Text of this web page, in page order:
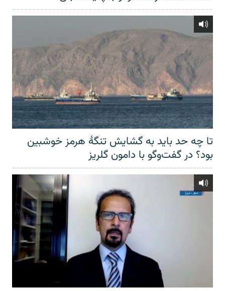
تا چه حد باید به گشایش تنگهٔ هرمز خوشبین
بود؟ در گفت‌وگو با دامون گلریز